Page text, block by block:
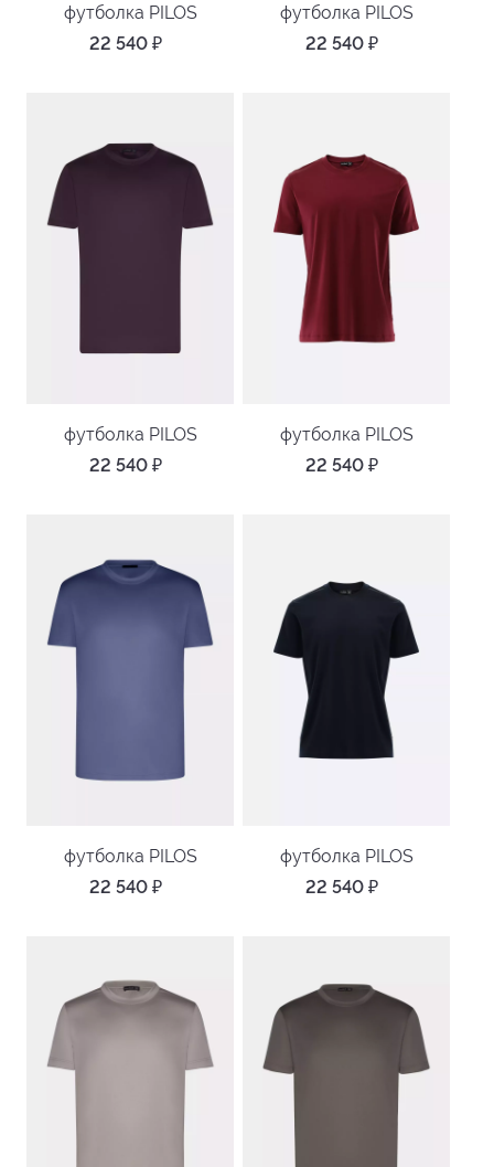
футболка PILOS
22 540 ₽
футболка PILOS
22 540 ₽
футболка PILOS
22 540 ₽
футболка PILOS
22 540 ₽
футболка PILOS
22 540 ₽
футболка PILOS
22 540 ₽